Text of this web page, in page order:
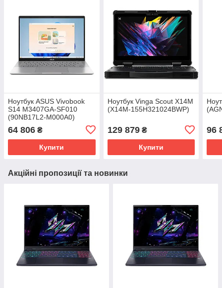
Ноутбук ASUS Vivobook
S14 M3407GA-SF010
(90NB17L2-M000A0)
64 806 ₴
Купити
Ноутбук Vinga Scout X14M
(X14M-155H321024BWP)
129 879₴
Купити
96
Акційні пропозиції та новинки